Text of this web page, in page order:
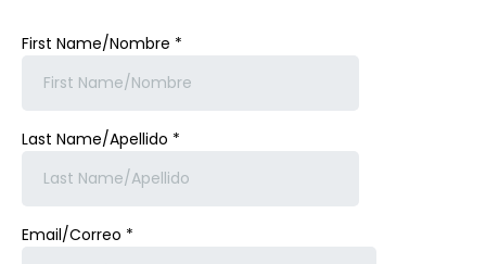
First Name/Nombre *
Last Name/Apellido *
Email/Correo *